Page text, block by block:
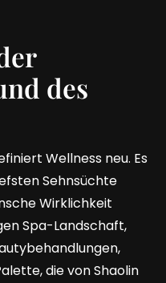
des
Wellness neu. Es
Sehnsüchte
Wirklichkeit
Spa-Landschaft,
die von Shaolin